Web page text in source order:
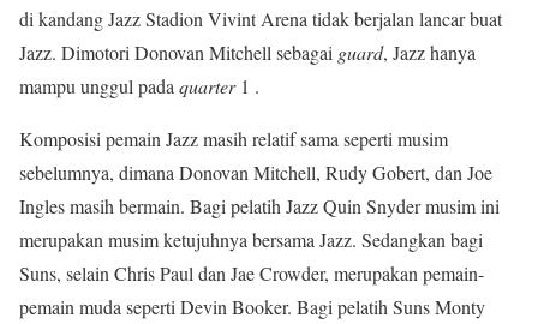
di kandang Jazz Stadion Vivint Arena tidak berjalan lancar buat
Jazz. Dimotori Donovan Mitchell sebagai guard, Jazz hanya
mampu unggul padaquarter1 .
Komposisi pemain Jazz masih relatif sama seperti musim
sebelumnya, dimana Donovan Mitchell, Rudy Gobert, dan Joe
Ingles masih bermain. Bagi pelatih Jazz Quin Snyder musim ini
merupakan musim ketujuhnya bersama Jazz. Sedangkan bagi
Suns, selain Chris Paul dan Jae Crowder, merupakan pemain-
pemain muda seperti Devin Booker. Bagi pelatih Suns Monty